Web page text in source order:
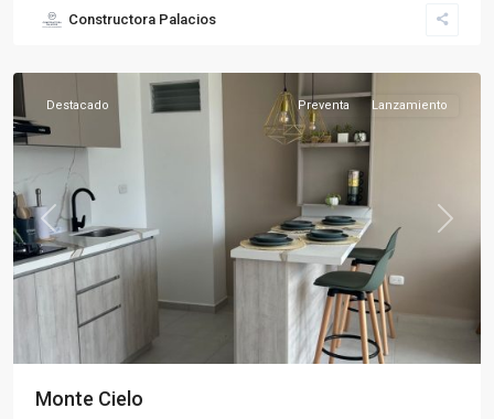
Constructora Palacios
Sur,
Previous Next
Destacado Preventa Lanzamiento
Monte Cielo